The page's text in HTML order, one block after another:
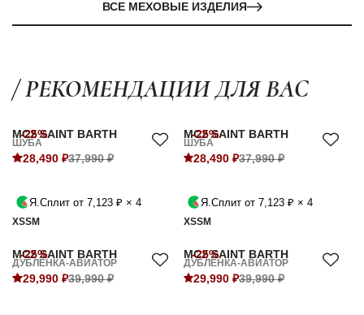
ВСЕ МЕХОВЫЕ ИЗДЕЛИЯ
/ РЕКОМЕНДАЦИИ ДЛЯ ВАС
-25%
MC2 SAINT BARTH
ШУБА
28,490 ₽37,990 ₽
Я.Сплит от 7,123 ₽ × 4
XSSM
-25%
MC2 SAINT BARTH
ШУБА
28,490 ₽37,990 ₽
Я.Сплит от 7,123 ₽ × 4
XSSM
-25%
MC2 SAINT BARTH
ДУБЛЁНКА-АВИАТОР
29,990 ₽39,990 ₽
-25%
MC2 SAINT BARTH
ДУБЛЁНКА-АВИАТОР
29,990 ₽39,990 ₽